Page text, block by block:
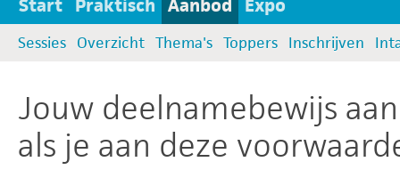
Start Praktisch Aanbod Expo
Sessies Overzicht Thema's Toppers Inschrijven
Jouw deelnamebewijs
als je aan deze